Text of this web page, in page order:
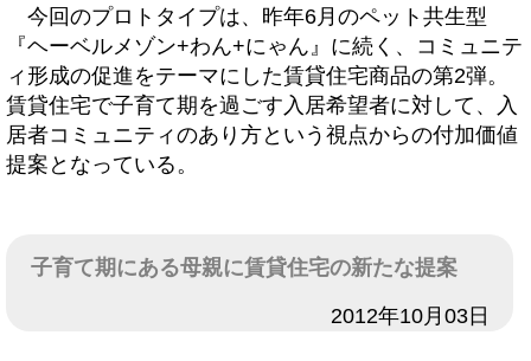
今回のプロトタイプは、昨年6月のペット共生型
『ヘーベルメゾン+わん+にゃん』に続く、コミュニテ
ィ形成の促進をテーマにした賃貸住宅商品の第2弾。
賃貸住宅で子育て期を過ごす入居希望者に対して、入
居者コミュニティのあり方という視点からの付加価値
提案となっている。
子育て期にある母親に賃貸住宅の新たな提案
2012年10月03日